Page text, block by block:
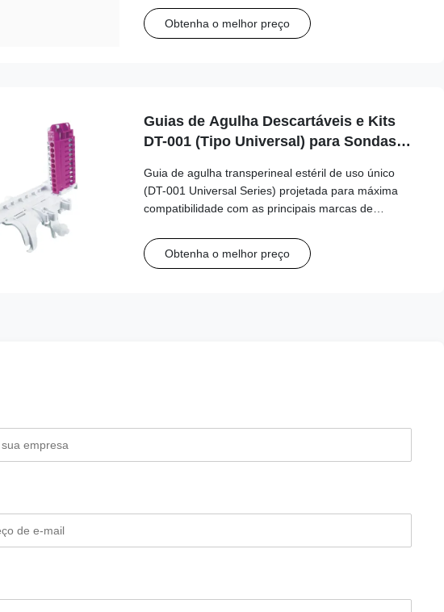
precisão clínica de longo prazo.
Obtenha o melhor preço
Guias de Agulha Descartáveis e Kits
DT-001 (Tipo Universal) para Sondas
Guia de agulha transperineal estéril de uso único
(DT-001 Universal Series) projetada para máxima
compatibilidade com as principais marcas de
Medical. Este guia de tipo universal suporta uma
ampla variedade de tamanhos de agulha (15G-20G)
Obtenha o melhor preço